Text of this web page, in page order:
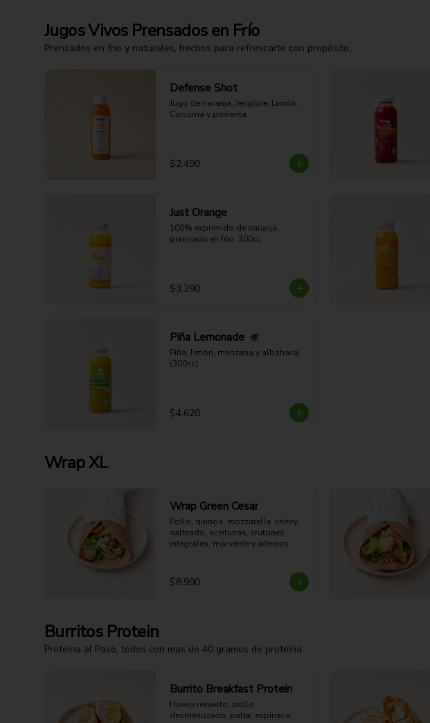
Jugos Vivos Prensados en Frío
Prensados en frio y naturales, hechos para refrescarte con propósito.
Defense Shot
Jugo de naranja, Jengibre, Limón,
Curcuma y pimienta
$2.490
Just Orange
100% exprimido de naranja
prensado en frio. 300cc
$3.290
Piña Lemonade
Piña, limón, manzana y albahaca.
(300cc)
$4.620
Wrap XL
Wrap Green Cesar
Pollo, quinoa, mozzarella, cherry
salteado, aceitunas, crutones
integrales, mix verde y aderezo
$8.990
Burritos Protein
Proteína al Paso, todos con mas de 40 gramos de proteína.
Burrito Breakfast Protein
Huevo revuelto, pollo
desmenuzado, palta, espinaca,